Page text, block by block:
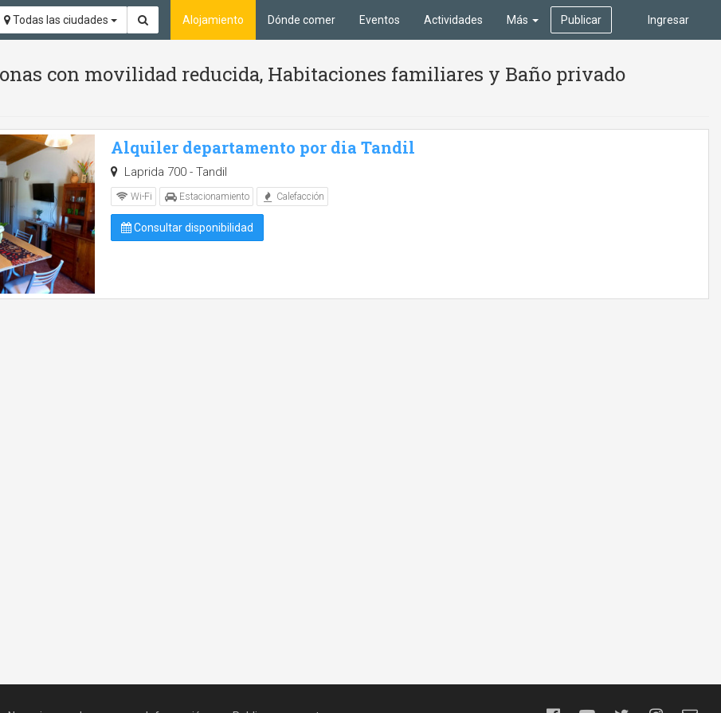
Todas las ciudades Ingresar
Alojamiento Dónde comer Eventos Actividades Más Publicar
con movilidad reducida, Habitaciones familiares y Baño privado
Alquiler departamento por dia Tandil
Laprida 700 - Tandil
Wi-Fi Estacionamiento Calefacción
Consultar disponibilidad